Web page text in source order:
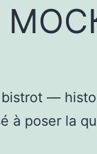
—
à poser la